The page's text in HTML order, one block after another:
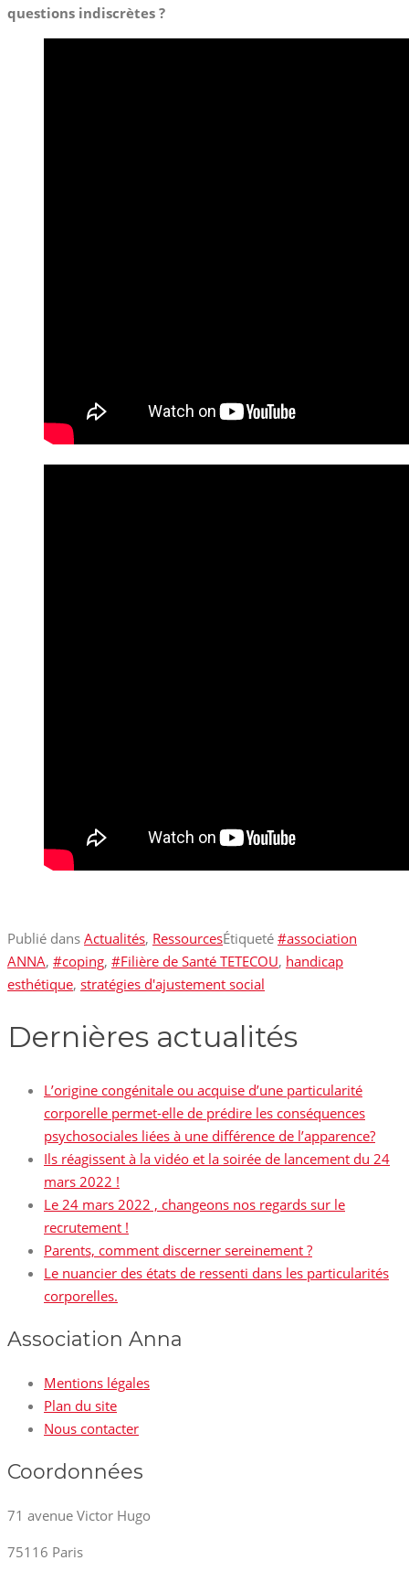
questions indiscrètes ?
Publié dans Actualités, RessourcesÉtiqueté #association
ANNA, #coping, #Filière de Santé TETECOU, handicap
esthétique, stratégies d'ajustement social
Dernières actualités
L’origine congénitale ou acquise d’une particularité
corporelle permet-elle de prédire les conséquences
psychosociales liées à une différence de l’apparence?
Ils réagissent à la vidéo et la soirée de lancement du 24
mars 2022 !
Le 24 mars 2022 , changeons nos regards sur le
recrutement !
Parents, comment discerner sereinement ?
Le nuancier des états de ressenti dans les particularités
corporelles.
Association Anna
Mentions légales
Plan du site
Nous contacter
Coordonnées
71 avenue Victor Hugo
75116 Paris